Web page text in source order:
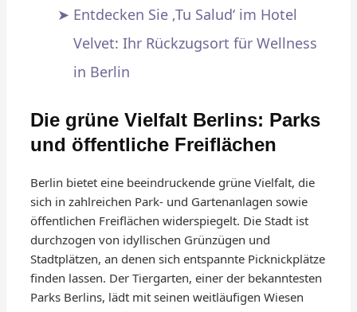
Entdecken Sie ‚Tu Salud‘ im Hotel
Velvet: Ihr Rückzugsort für Wellness
in Berlin
Die grüne Vielfalt Berlins: Parks
und öffentliche Freiflächen
Berlin bietet eine beeindruckende grüne Vielfalt, die
sich in zahlreichen Park- und Gartenanlagen sowie
öffentlichen Freiflächen widerspiegelt. Die Stadt ist
durchzogen von idyllischen Grünzügen und
Stadtplätzen, an denen sich entspannte Picknickplätze
finden lassen. Der Tiergarten, einer der bekanntesten
Parks Berlins, lädt mit seinen weitläufigen Wiesen